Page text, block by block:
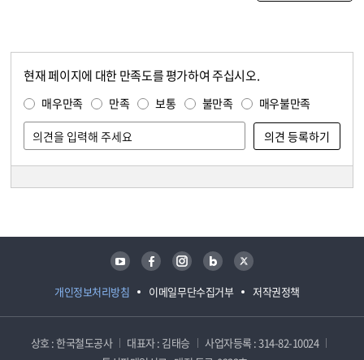
현재 페이지에 대한 만족도를 평가하여 주십시오.
매우만족 만족 보통 불만족 매우불만족
개인정보처리방침 이메일무단수집거부 저작권정책
유튜브 페이스북 인스타그램 블로그 트위터
상호 : 한국철도공사 대표자 : 김태승
사업자등록 : 314-82-10024